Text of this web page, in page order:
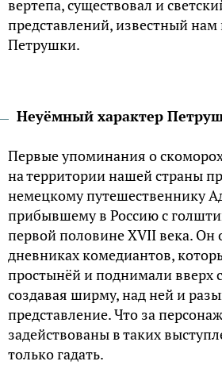
вертепа, существовал и
представлений, известный нам
Петрушки.
Неуёмный характер
Первые упоминания о
на территории нашей страны
немецкому путешественнику
прибывшему в Россию с
первой половине XVII века. Он
дневниках комедиантов,
простынёй и поднимали вверх
создавая ширму, над ней и
представление. Что за
задействованы в таких
только гадать.